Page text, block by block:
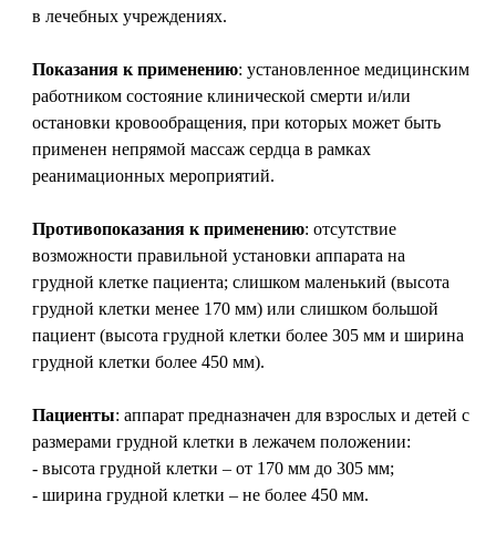
в лечебных учреждениях.
Показания к применению: установленное медицинским
работником состояние клинической смерти и/или
остановки кровообращения, при которых может быть
применен непрямой массаж сердца в рамках
реанимационных мероприятий.
Противопоказания к применению: отсутствие
возможности правильной установки аппарата на
грудной клетке пациента; слишком маленький (высота
грудной клетки менее 170 мм) или слишком большой
пациент (высота грудной клетки более 305 мм и ширина
грудной клетки более 450 мм).
Пациенты: аппарат предназначен для взрослых и детей с
размерами грудной клетки в лежачем положении:
- высота грудной клетки – от 170 мм до 305 мм;
- ширина грудной клетки – не более 450 мм.